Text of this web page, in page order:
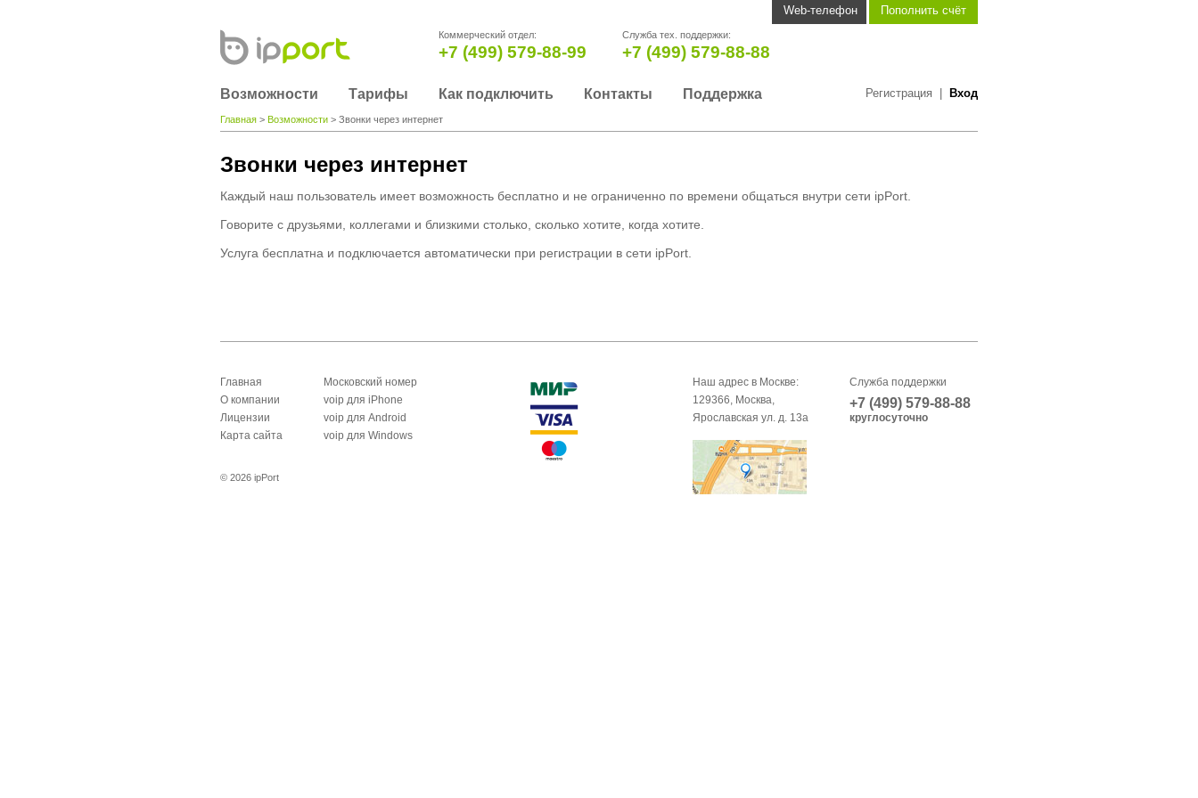
Web-телефон Пополнить счёт
Коммерческий отдел:
+7 (499) 579-88-99
Служба тех. поддержки:
+7 (499) 579-88-88
Регистрация Вход
Возможности Тарифы Как подключить Контакты Поддержка
Главная > Возможности > Звонки через интернет
Звонки через интернет
Каждый наш пользователь имеет возможность бесплатно и не ограниченно по времени общаться внутри сети ipPort.
Говорите с друзьями, коллегами и близкими столько, сколько хотите, когда хотите.
Услуга бесплатна и подключается автоматически при регистрации в сети ipPort.
Главная
О компании
Лицензии
Карта сайта
Московский номер
voip для iPhone
voip для Android
voip для Windows
Наш адрес в Москве:
129366, Москва,
Ярославская ул. д. 13а
Служба поддержки
+7 (499) 579-88-88
круглосуточно
© 2026 ipPort